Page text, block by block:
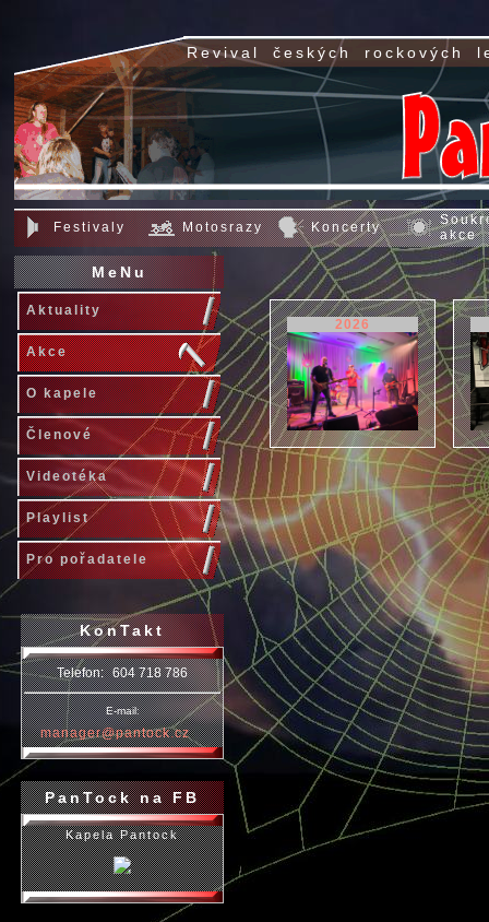
Revival českých rockových
Festivaly Motosrazy Koncerty
akce
MeNu
Aktuality
Akce
O kapele
Členové
Videotéka
Playlist
Pro pořadatele
KonTakt
Telefon: 604 718 786
E-mail:
manager@pantock.cz
PanTock na FB
Kapela Pantock
2026